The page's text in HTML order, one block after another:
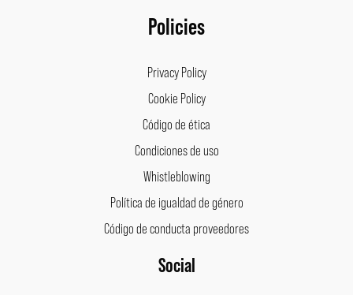
Policies
Privacy Policy
Cookie Policy
Código de ética
Condiciones de uso
Whistleblowing
Política de igualdad de género
Código de conducta proveedores
Social
FacebookInstagram